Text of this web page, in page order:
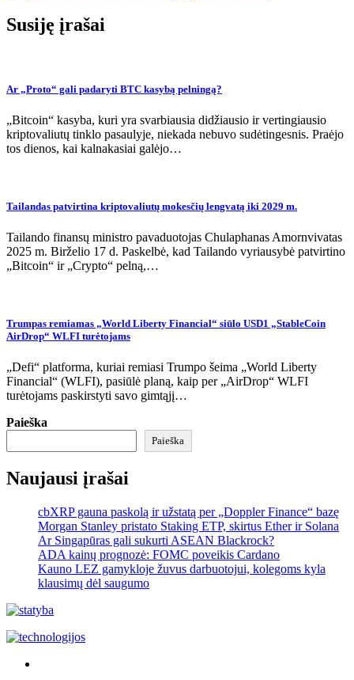
Susiję įrašai
Ar „Proto“ gali padaryti BTC kasybą pelningą?
„Bitcoin“ kasyba, kuri yra svarbiausia didžiausio ir vertingiausio
kriptovaliutų tinklo pasaulyje, niekada nebuvo sudėtingesnis. Praėjo
tos dienos, kai kalnakasiai galėjo…
Tailandas patvirtina kriptovaliutų mokesčių lengvatą iki 2029 m.
Tailando finansų ministro pavaduotojas Chulaphanas Amornvivatas
2025 m. Birželio 17 d. Paskelbė, kad Tailando vyriausybė patvirtino
„Bitcoin“ ir „Crypto“ pelną,…
Trumpas remiamas „World Liberty Financial“ siūlo USD1 „StableCoin
AirDrop“ WLFI turėtojams
„Defi“ platforma, kuriai remiasi Trumpo šeima „World Liberty
Financial“ (WLFI), pasiūlė planą, kaip per „AirDrop“ WLFI
turėtojams paskirstyti savo gimtąjį…
Paieška
Paieška
Naujausi įrašai
cbXRP gauna paskolą ir užstatą per „Doppler Finance“ bazę
Morgan Stanley pristato Staking ETP, skirtus Ether ir Solana
Ar Singapūras gali sukurti ASEAN Blackrock?
ADA kainų prognozė: FOMC poveikis Cardano
Kauno LEZ gamykloje žuvus darbuotojui, kolegoms kyla
klausimų dėl saugumo